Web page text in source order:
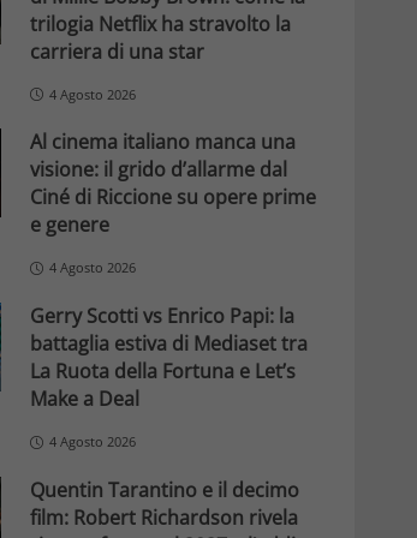
trilogia Netflix ha stravolto la
carriera di una star
4 Agosto 2026
Al cinema italiano manca una
visione: il grido d’allarme dal
Ciné di Riccione su opere prime
e genere
4 Agosto 2026
Gerry Scotti vs Enrico Papi: la
battaglia estiva di Mediaset tra
La Ruota della Fortuna e Let’s
Make a Deal
4 Agosto 2026
Quentin Tarantino e il decimo
film: Robert Richardson rivela